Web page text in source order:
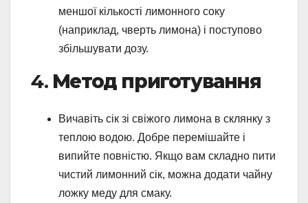
меншої кількості лимонного соку
(наприклад, чверть лимона) і поступово
збільшувати дозу.
4. Метод приготування
Вичавіть сік зі свіжого лимона в склянку з
теплою водою. Добре перемішайте і
випийте повністю. Якщо вам складно пити
чистий лимонний сік, можна додати чайну
ложку меду для смаку.